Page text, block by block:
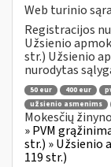
Web turinio
Registracijos
Užsienio
str.) Užsienio
nurodytas
50 eur 400 eur
užsienio asmenims
Mokesčių
» PVM
str.) » Užsienio
119 str.)